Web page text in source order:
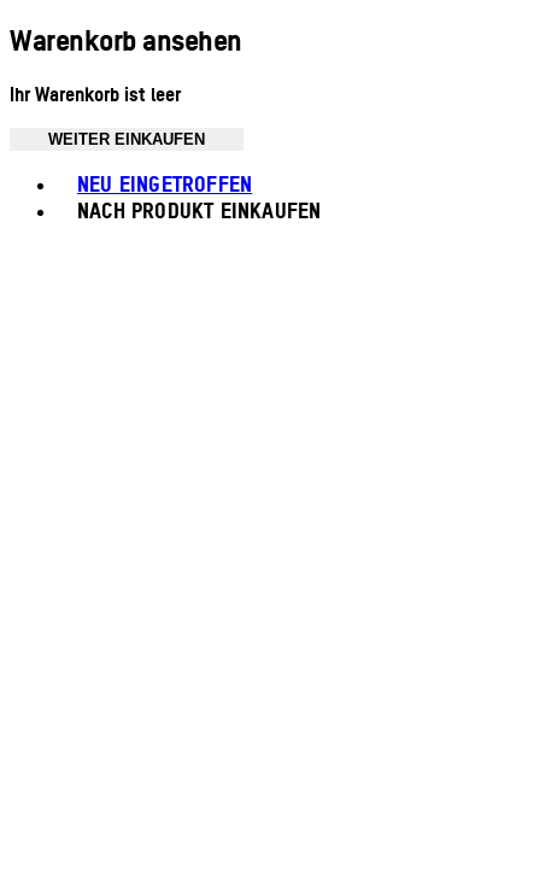
Warenkorb ansehen
Ihr Warenkorb ist leer
WEITER EINKAUFEN
NEU EINGETROFFEN
NACH PRODUKT EINKAUFEN